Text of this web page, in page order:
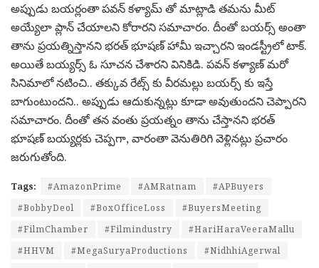
అప్పుడు బయర్లంతా పవన్ కళ్యామ్ తో మాట్లాడి తమను మీట్
అయ్యేలా ప్లాన్ చేయాలని కోరారని సమాచారం. దీంతో బయర్స్ అంతా
తాను ప్రయత్నిస్తానని భరత్ భూషణ్ హామీ ఇచ్చారని ఇండస్ట్రీలో టాక్.
అయితే బయ్యర్స్ ఓ సూచన చేశారని వినికిడి. పవన్ కళ్యాణ్ మరో
సినిమాలో నటించి.. తక్కువ రేట్స్ కు వీరమల్లు బయర్స్ కు ఇస్తే
బాగుంటుందని.. అప్పుడు ఆదుకున్నట్లు కూడా అవుతుందని చెప్పారని
సమాచారం. దీంతో తన వంతు ప్రయత్నం తాను చేస్తానని భరత్
భూషణ్ బయ్యర్లకు చెప్పగా, వారంతా వెనుతిరిగి వెళ్లినట్లు ప్రచారం
జరుగుతోంది.
Tags: #AmazonPrime #AMRatnam
#APBuyers
#BobbyDeol
#BoxOfficeLoss
#BuyersMeeting
#FilmChamber
#Filmindustry
#HariHaraVeeraMallu
#HHVM
#MegaSuryaProductions
#NidhhiAgerwal